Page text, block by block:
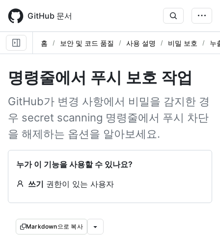
main
content
GitHub 문서
홈 보안 및 코드 품질 사용 설명 비밀 보호 누
명령줄에서 푸시 보호 작업
GitHub가 변경 사항에서 비밀을 감지한 경
우 secret scanning 명령줄에서 푸시 차단
을 해제하는 옵션을 알아보세요.
누가 이 기능을 사용할 수 있나요?
쓰기 권한이 있는 사용자
Markdown으로 복사